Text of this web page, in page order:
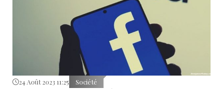
24 Août 2023 11:25 Société